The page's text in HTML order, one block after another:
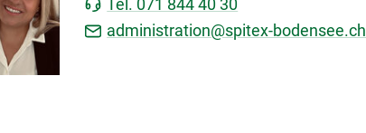
Tel. 071 844 40 30
administration@spitex-bodensee.ch